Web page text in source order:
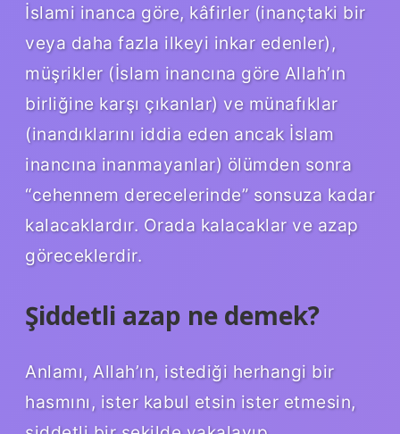
İslami inanca göre, kâfirler (inançtaki bir
veya daha fazla ilkeyi inkar edenler),
müşrikler (İslam inancına göre Allah’ın
birliğine karşı çıkanlar) ve münafıklar
(inandıklarını iddia eden ancak İslam
inancına inanmayanlar) ölümden sonra
“cehennem derecelerinde” sonsuza kadar
kalacaklardır. Orada kalacaklar ve azap
göreceklerdir.
Şiddetli azap ne demek?
Anlamı, Allah’ın, istediği herhangi bir
hasmını, ister kabul etsin ister etmesin,